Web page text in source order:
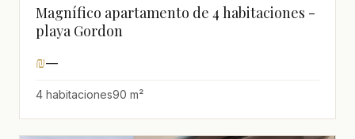
Magnífico apartamento de 4 habitaciones -
playa Gordon
₪—
4 habitaciones90 m²